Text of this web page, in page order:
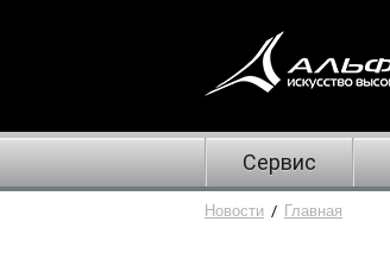
Сервис
Новости / Главная